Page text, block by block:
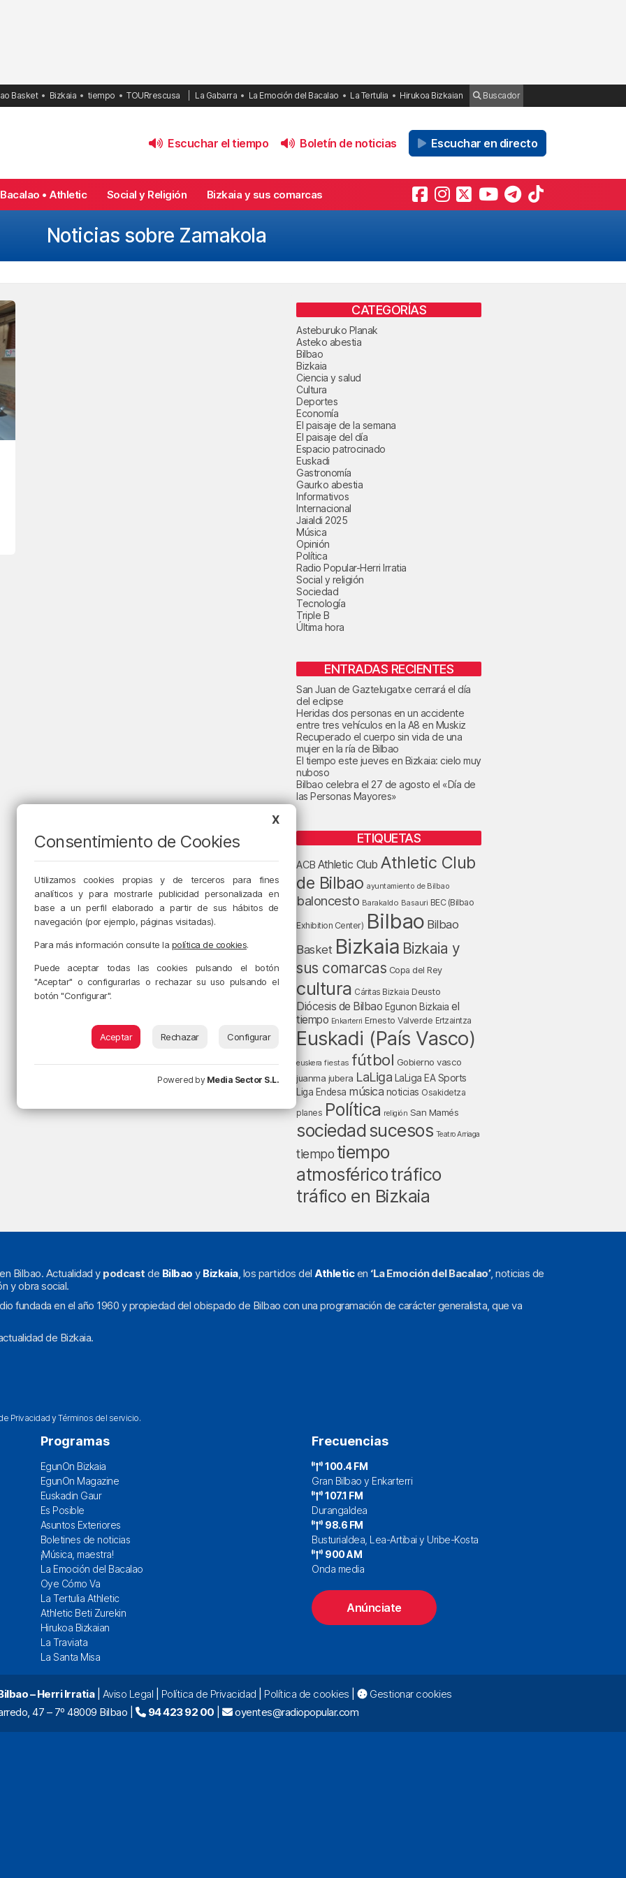
Basket Bizkaia tiempo TOURrescusa La Gabarra La Emoción del Bacalao La Tertulia Hirukoa Bizkaian Buscador
Escuchar el tiempo Boletín de noticias Escuchar en directo
Bacalao • Athletic Social y Religión Bizkaia y sus comarcas
Noticias sobre Zamakola
CATEGORÍAS
Asteburuko Planak
Asteko abestia
Bilbao
Bizkaia
Ciencia y salud
Cultura
Deportes
Economía
El paisaje de la semana
El paisaje del día
Espacio patrocinado
Euskadi
Gastronomía
Gaurko abestia
Informativos
Internacional
Jaialdi 2025
Música
Opinión
Política
Radio Popular-Herri Irratia
Social y religión
Sociedad
Tecnología
Triple B
Última hora
ENTRADAS RECIENTES
San Juan de Gaztelugatxe cerrará el día
del eclipse
Heridas dos personas en un accidente
entre tres vehículos en la A8 en Muskiz
Recuperado el cuerpo sin vida de una
mujer en la ría de Bilbao
El tiempo este jueves en Bizkaia: cielo muy
nuboso
Bilbao celebra el 27 de agosto el «Día de
las Personas Mayores»
ETIQUETAS
ACB Athletic Club Athletic Club
de Bilbao ayuntamiento de Bilbao
baloncesto Barakaldo Basauri BEC (Bilbao
Exhibition Center) Bilbao Bilbao
Basket Bizkaia Bizkaia y
sus comarcas Copa del Rey
cultura Cáritas Bizkaia Deusto
Diócesis de Bilbao Egunon Bizkaia el
tiempo Enkarterri Ernesto Valverde Ertzaintza
Euskadi (País Vasco)
euskera fiestas fútbol Gobierno vasco
juanma jubera LaLiga LaLiga EA Sports
Liga Endesa música noticias Osakidetza
planes Política religión San Mamés
sociedad sucesos Teatro Arriaga
tiempo tiempo
atmosféricotráfico
tráfico en Bizkaia
Bilbao. Actualidad y podcast de Bilbao y Bizkaia, los partidos del Athleticen ‘La Emoción del Bacalao’, noticias de
y obra social.
fundada en el año 1960 y propiedad del obispado de Bilbao con una programación de carácter generalista, que va
de Bizkaia.
PrivacidadyTérminos del servicio.
Programas
EgunOn Bizkaia
EgunOn Magazine
Euskadin Gaur
Es Posible
Asuntos Exteriores
Boletines de noticias
¡Música, maestra!
La Emoción del Bacalao
Oye Cómo Va
La Tertulia Athletic
Athletic Beti Zurekin
Hirukoa Bizkaian
La Traviata
La Santa Misa
Frecuencias
100.4 FM
Gran Bilbao y Enkarterri
107.1 FM
Durangaldea
98.6 FM
Busturialdea, Lea-Artibai y Uribe-Kosta
900 AM
Onda media
Anúnciate
– Herri Irratia| Aviso Legal Política de Privacidad Política de cookies
Gestionar cookies
47 – 7º 48009 Bilbao |
94 423 92 00 | oyentes@radiopopular.com
X
Consentimiento de Cookies
Utilizamos cookies propias y de terceros para fines
analíticos y para mostrarle publicidad personalizada en
base a un perfil elaborado a partir de sus hábitos de
navegación (por ejemplo, páginas visitadas).
Para más información consulte la política de cookies.
Puede aceptar todas las cookies pulsando el botón
"Aceptar" o configurarlas o rechazar su uso pulsando el
botón "Configurar".
Aceptar Rechazar Configurar
Powered by Media Sector S.L.